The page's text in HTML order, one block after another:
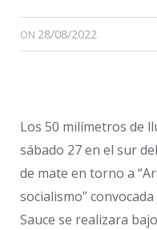
ON 28/08/2022
Los 50 milímetros de
sábado 27 en el sur
de mate en torno a
socialismo”
Sauce se realizara